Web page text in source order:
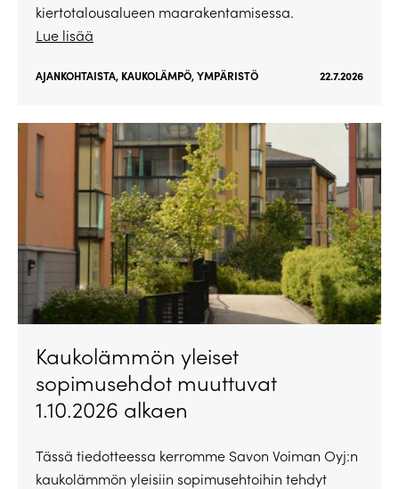
kiertotalousalueen maarakentamisessa.
Lue lisää
AJANKOHTAISTA, KAUKOLÄMPÖ,YMPÄRISTÖ 22.7.2026
Kaukolämmön yleiset
sopimusehdot muuttuvat
1.10.2026 alkaen
Tässä tiedotteessa kerromme Savon Voiman Oyj:n
kaukolämmön yleisiin sopimusehtoihin tehdyt